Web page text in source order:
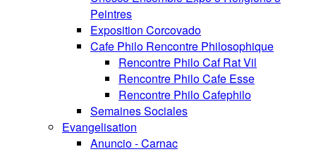
Peintres
Exposition Corcovado
Cafe Philo Rencontre Philosophique
Rencontre Philo Caf Rat Vil
Rencontre Philo Cafe Esse
Rencontre Philo Cafephilo
Semaines Sociales
Evangelisation
Anuncio - Carnac